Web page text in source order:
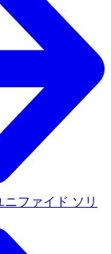
ファイド ソリ